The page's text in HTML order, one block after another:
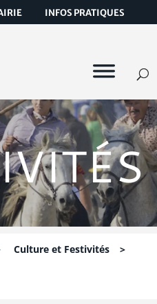
INFOS PRATIQUES
Culture et Festivités
>